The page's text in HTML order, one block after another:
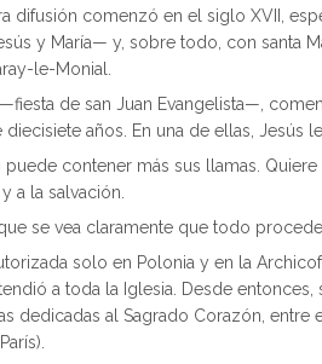
difusión comenzó en el siglo XVII,
y María— y, sobre todo, con santa
le-Monial.
de san Juan Evangelista—,
años. En una de ellas, Jesús
contener más sus llamas. Quiere
a la salvación.
se vea claramente que todo
solo en Polonia y en la
a toda la Iglesia. Desde entonces,
dedicadas al Sagrado Corazón, entre